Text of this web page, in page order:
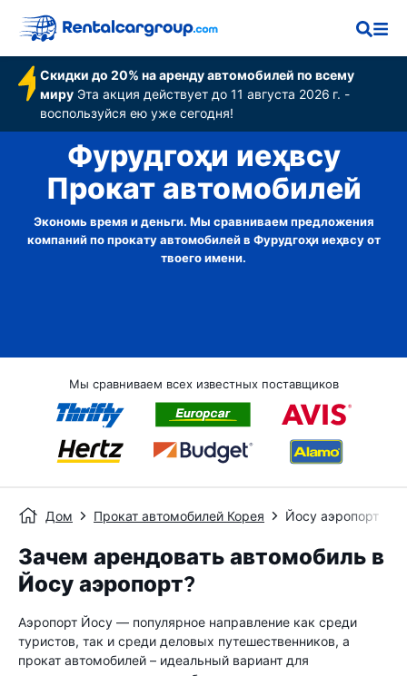
Скидки до 20% на аренду автомобилей по всему
мируЭта акция действует до 11 августа 2026 г. -
воспользуйся ею уже сегодня!
Фурудгоҳи иеҳвсу
Прокат автомобилей
Экономь время и деньги. Мы сравниваем предложения
компаний по прокату автомобилей в Фурудгоҳи иеҳвсу от
твоего имени.
Мы сравниваем всех известных поставщиков
Дом Прокат автомобилей Корея Йосу аэропорт
Зачем арендовать автомобиль в
Йосу аэропорт?
Аэропорт Йосу — популярное направление как среди
туристов, так и среди деловых путешественников, а
прокат автомобилей – идеальный вариант для